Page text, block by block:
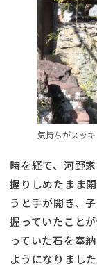
気持ちがスッ
時を経て、河野
握りしめたまま
うと手が開き、
握っていたこと
っていた石を奉
ようになりました